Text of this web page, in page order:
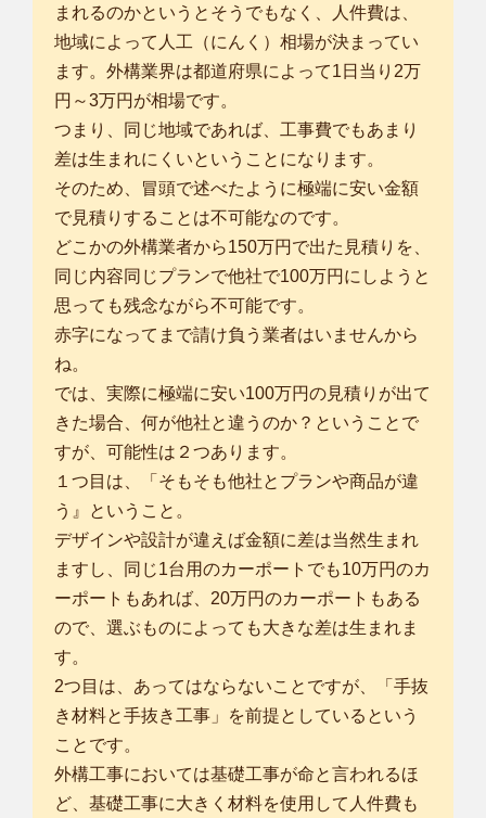
まれるのかというとそうでもなく、人件費は、
地域によって人工（にんく）相場が決まってい
ます。外構業界は都道府県によって1日当り2万
円～3万円が相場です。
つまり、同じ地域であれば、工事費でもあまり
差は生まれにくいということになります。
そのため、冒頭で述べたように極端に安い金額
で見積りすることは不可能なのです。
どこかの外構業者から150万円で出た見積りを、
同じ内容同じプランで他社で100万円にしようと
思っても残念ながら不可能です。
赤字になってまで請け負う業者はいませんから
ね。
では、実際に極端に安い100万円の見積りが出て
きた場合、何が他社と違うのか？ということで
すが、可能性は２つあります。
１つ目は、「そもそも他社とプランや商品が違
う』ということ。
デザインや設計が違えば金額に差は当然生まれ
ますし、同じ1台用のカーポートでも10万円のカ
ーポートもあれば、20万円のカーポートもある
ので、選ぶものによっても大きな差は生まれま
す。
2つ目は、あってはならないことですが、「手抜
き材料と手抜き工事」を前提としているという
ことです。
外構工事においては基礎工事が命と言われるほ
ど、基礎工事に大きく材料を使用して人件費も